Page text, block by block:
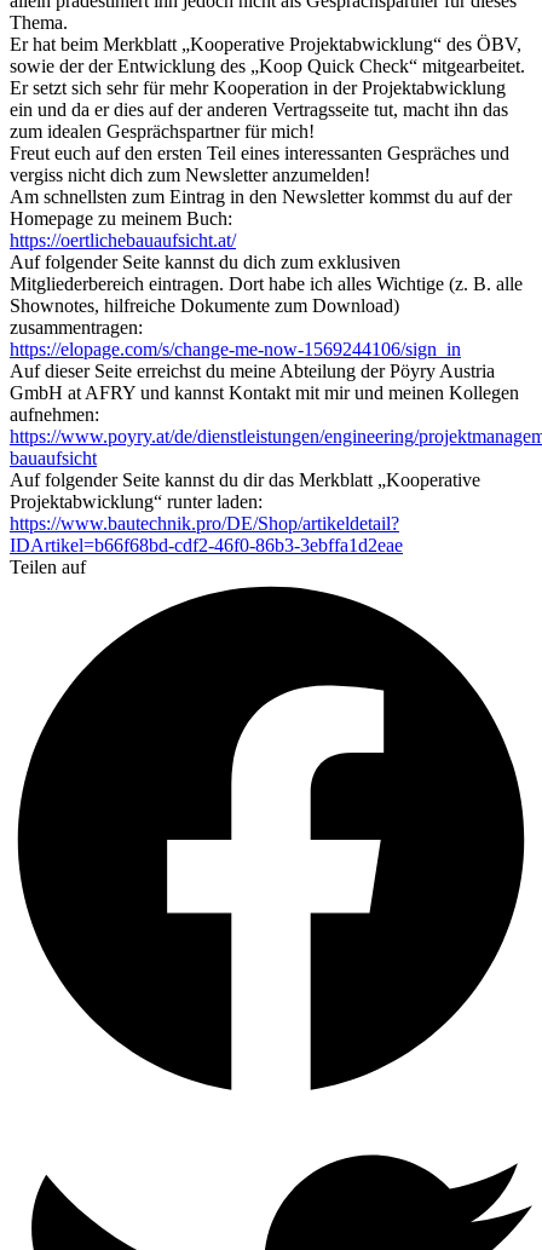
Thema.
Er hat beim Merkblatt „Kooperative Projektabwicklung“ des ÖBV,
sowie der der Entwicklung des „Koop Quick Check“ mitgearbeitet.
Er setzt sich sehr für mehr Kooperation in der Projektabwicklung
ein und da er dies auf der anderen Vertragsseite tut, macht ihn das
zum idealen Gesprächspartner für mich!
Freut euch auf den ersten Teil eines interessanten Gespräches und
vergiss nicht dich zum Newsletter anzumelden!
Am schnellsten zum Eintrag in den Newsletter kommst du auf der
Homepage zu meinem Buch:
https://oertlichebauaufsicht.at/
Auf folgender Seite kannst du dich zum exklusiven
Mitgliederbereich eintragen. Dort habe ich alles Wichtige (z. B. alle
Shownotes, hilfreiche Dokumente zum Download)
zusammentragen:
https://elopage.com/s/change-me-now-1569244106/sign_in
Auf dieser Seite erreichst du meine Abteilung der Pöyry Austria
GmbH at AFRY und kannst Kontakt mit mir und meinen Kollegen
aufnehmen:
https://www.poyry.at/de/dienstleistungen/engineering/
bauaufsicht
Auf folgender Seite kannst du dir das Merkblatt „Kooperative
Projektabwicklung“ runter laden:
https://www.bautechnik.pro/DE/Shop/artikeldetail?
IDArtikel=b66f68bd-cdf2-46f0-86b3-3ebffa1d2eae
Teilen auf